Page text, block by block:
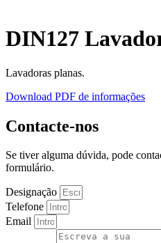
DIN127
Lavadoras planas.
Download PDF de informações
Contacte-nos
Se tiver alguma dúvida, pode
formulário.
Designação
Telefone
Email